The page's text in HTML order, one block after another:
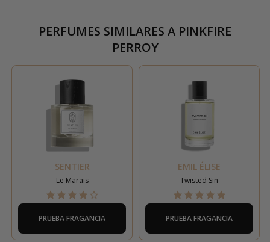
PERFUMES SIMILARES A PINKFIRE
PERROY
SENTIER
Le Marais
PRUEBA FRAGANCIA
EMIL ÉLISE
Twisted Sin
PRUEBA FRAGANCIA